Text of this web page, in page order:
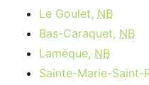
Le Goulet, NB
Bas-Caraquet, NB
Lamèque, NB
Sainte-Marie-Saint-